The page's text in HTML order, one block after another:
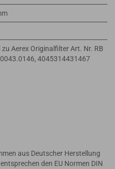
Aerex Originalfilter Art. Nr. RB
4045314431467
aus Deutscher Herstellung
den EU Normen DIN